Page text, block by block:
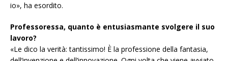
io», ha esordito.
Professoressa, quanto è entusiasmante svolgere il suo
lavoro?
«Le dico la verità: tantissimo! È la professione della fantasia,